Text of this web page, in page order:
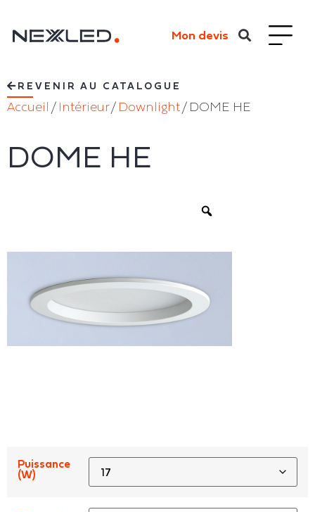
Mon devis
REVENIR AU CATALOGUE
Accueil / Intérieur/ Downlight / DOME HE
DOME HE
Puissance
(W)